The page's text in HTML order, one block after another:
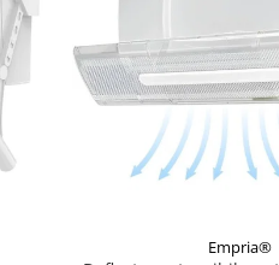
Empria®